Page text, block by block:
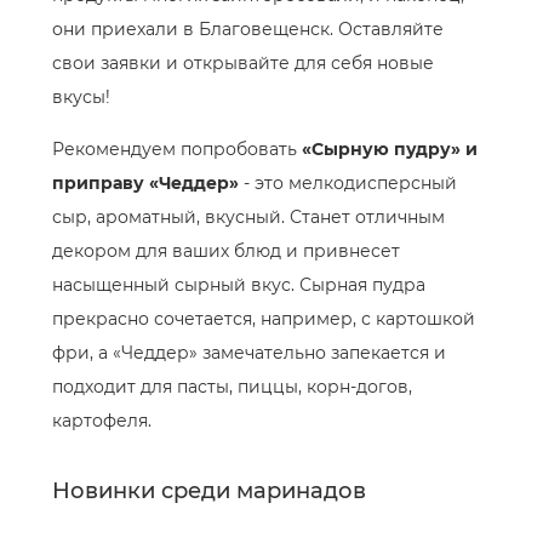
они приехали в Благовещенск. Оставляйте
свои заявки и открывайте для себя новые
вкусы!
Рекомендуем попробовать «Сырную пудру» и
приправу «Чеддер» - это мелкодисперсный
сыр, ароматный, вкусный. Станет отличным
декором для ваших блюд и привнесет
насыщенный сырный вкус. Сырная пудра
прекрасно сочетается, например, с картошкой
фри, а «Чеддер» замечательно запекается и
подходит для пасты, пиццы, корн-догов,
картофеля.
Новинки среди маринадов